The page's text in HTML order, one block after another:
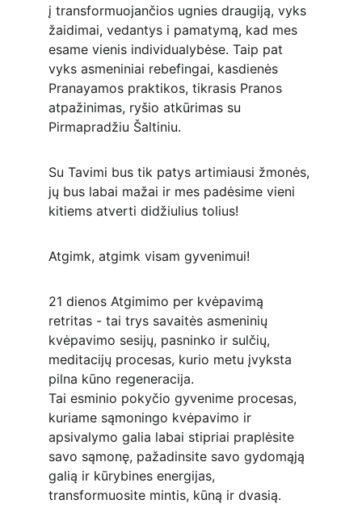
į transformuojančios ugnies draugiją, vyks
žaidimai, vedantys i pamatymą, kad mes
esame vienis individualybėse. Taip pat
vyks asmeniniai rebefingai, kasdienės
Pranayamos praktikos, tikrasis Pranos
atpažinimas, ryšio atkūrimas su
Pirmapradžiu Šaltiniu.
Su Tavimi bus tik patys artimiausi žmonės,
jų bus labai mažai ir mes padėsime vieni
kitiems atverti didžiulius tolius!
Atgimk, atgimk visam gyvenimui!
21 dienos Atgimimo per kvėpavimą
retritas - tai trys savaitės asmeninių
kvėpavimo sesijų, pasninko ir sulčių,
meditacijų procesas, kurio metu įvyksta
pilna kūno regeneracija.
Tai esminio pokyčio gyvenime procesas,
kuriame sąmoningo kvėpavimo ir
apsivalymo galia labai stipriai praplėsite
savo sąmonę, pažadinsite savo gydomąją
galią ir kūrybines energijas,
transformuosite mintis, kūną ir dvasią.